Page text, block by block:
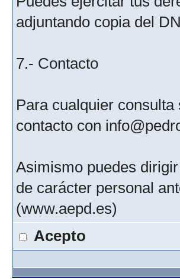
adjuntando copia del
7.- Contacto
Para cualquier
contacto con
Asimismo puedes
de carácter personal
(www.aepd.es)
Acepto